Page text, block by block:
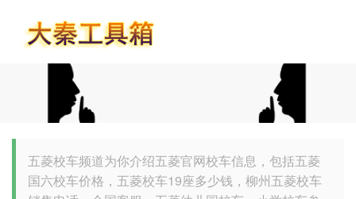
五菱校车频道为你介绍五菱官网校车信息，包括五菱
国六校车价格，五菱校车19座多少钱，柳州五菱校车